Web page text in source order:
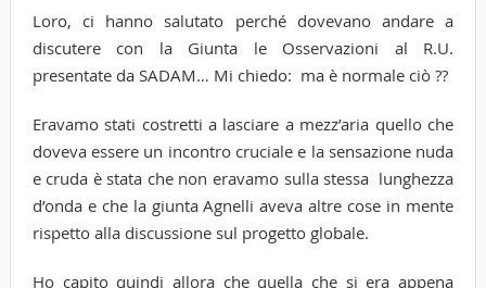
Loro, ci hanno salutato perché dovevano andare a
discutere con la Giunta le Osservazioni al R.U.
presentate da SADAM… Mi chiedo: ma è normale ciò ??
Eravamo stati costretti a lasciare a mezz’aria quello che
doveva essere un incontro cruciale e la sensazione nuda
e cruda è stata che non eravamo sulla stessa lunghezza
d’onda e che la giunta Agnelli aveva altre cose in mente
rispetto alla discussione sul progetto globale.
Ho capito quindi allora che quella che si era appena